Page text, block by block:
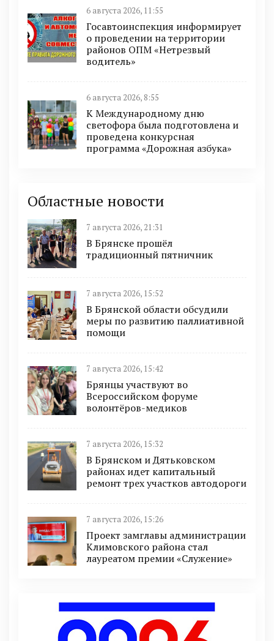
6 августа 2026, 11:55
Госавтоинспекция информирует
о проведении на территории
районов ОПМ «Нетрезвый
водитель»
6 августа 2026, 8:55
К Международному дню
светофора была подготовлена и
проведена конкурсная
программа «Дорожная азбука»
Областные новости
7 августа 2026, 21:31
В Брянске прошёл
традиционный пятничник
7 августа 2026, 15:52
В Брянской области обсудили
меры по развитию паллиативной
помощи
7 августа 2026, 15:42
Брянцы участвуют во
Всероссийском форуме
волонтёров-медиков
7 августа 2026, 15:32
В Брянском и Дятьковском
районах идет капитальный
ремонт трех участков автодороги
7 августа 2026, 15:26
Проект замглавы администрации
Климовского района стал
лауреатом премии «Служение»